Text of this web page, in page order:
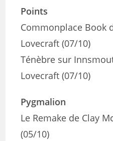
Points
Commonplace Book
Lovecraft (07/10)
Ténèbre sur
Lovecraft (07/10)
Pygmalion
Le Remake de Clay
(05/10)